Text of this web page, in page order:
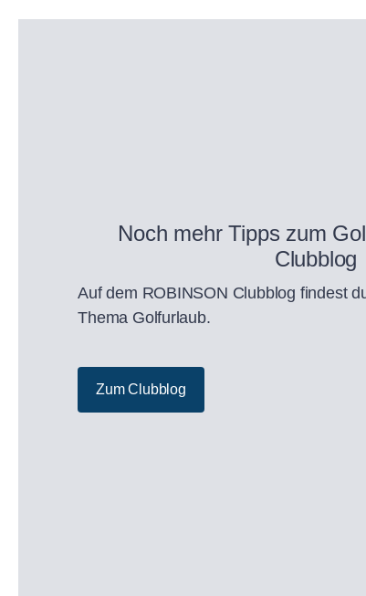
Noch mehr Tipps zum
Clubblog
Auf dem ROBINSON Clubblog findest
Thema Golfurlaub.
Zum Clubblog